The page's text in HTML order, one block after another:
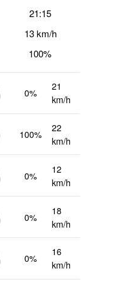
21:15
13 km/h
100%
0%
21
km/h
100%
22
km/h
0%
12
km/h
0%
18
km/h
0%
16
km/h